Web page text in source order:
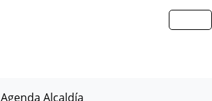
Agenda Alcaldía